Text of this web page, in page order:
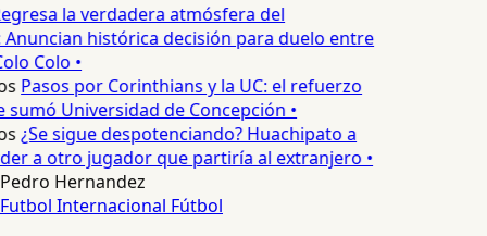
la verdadera atmósfera del
histórica decisión para duelo entre
Colo •
Pasos por Corinthians y la UC: el refuerzo
Universidad de Concepción •
¿Se sigue despotenciando? Huachipato a
a otro jugador que partiría al extranjero •
Pedro Hernandez
Futbol Internacional Fútbol